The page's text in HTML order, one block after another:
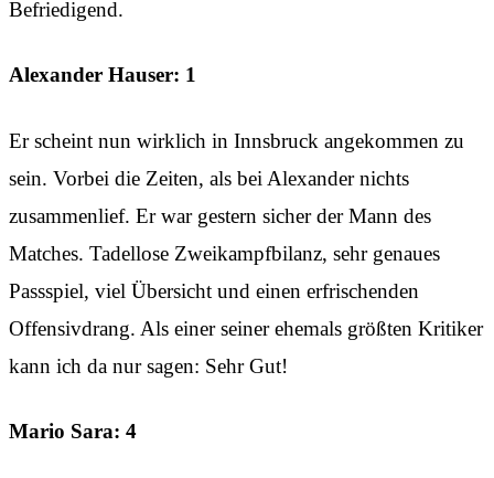
Befriedigend.
Alexander Hauser: 1
Er scheint nun wirklich in Innsbruck angekommen zu
sein. Vorbei die Zeiten, als bei Alexander nichts
zusammenlief. Er war gestern sicher der Mann des
Matches. Tadellose Zweikampfbilanz, sehr genaues
Passspiel, viel Übersicht und einen erfrischenden
Offensivdrang. Als einer seiner ehemals größten Kritiker
kann ich da nur sagen: Sehr Gut!
Mario Sara: 4